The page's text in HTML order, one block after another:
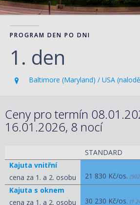
PROGRAM DEN PO DNI
1. den
Baltimore (Maryland) / USA
Ceny pro termín
16.01.2026, 8 nocí
STANDARD
Kajuta vnitřní
cena za 1. a 2. osobu
21 830 Kč/os.
Kajuta s oknem
cena za 1. a 2. osobu
30 230 Kč/os. (1